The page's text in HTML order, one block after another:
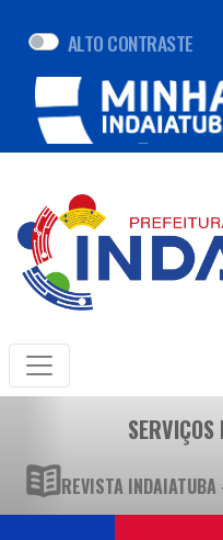
ALTO CONTRASTE
SERVIÇOS
REVISTA